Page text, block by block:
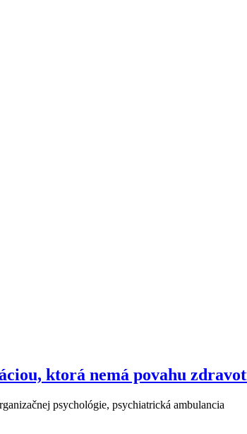
ktorá nemá povahu
psychológie, psychiatrická ambulancia